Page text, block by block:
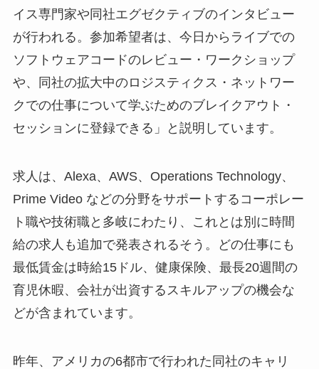
イス専門家や同社エグゼクティブのインタビュー
が行われる。参加希望者は、今日からライブでの
ソフトウェアコードのレビュー・ワークショップ
や、同社の拡大中のロジスティクス・ネットワー
クでの仕事について学ぶためのブレイクアウト・
セッションに登録できる」と説明しています。
求人は、Alexa、AWS、Operations Technology、
Prime Video などの分野をサポートするコーポレー
ト職や技術職と多岐にわたり、これとは別に時間
給の求人も追加で発表されるそう。どの仕事にも
最低賃金は時給15ドル、健康保険、最長20週間の
育児休暇、会社が出資するスキルアップの機会な
どが含まれています。
昨年、アメリカの6都市で行われた同社のキャリ